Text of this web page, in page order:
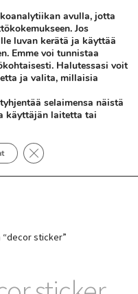
Valikko
“decor sticker”
avulla, jotta
Jos
luvan kerätä ja käyttää
Emme voi tunnistaa
Halutessasi voit
ja valita, millaisia
selaimensa näistä
käyttäjän laitetta tai
Sulje evästebanneri